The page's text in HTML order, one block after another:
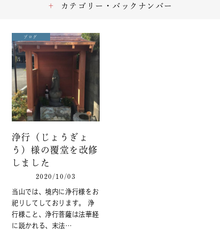
ブログ
浄行（じょうぎょ
う）様の覆堂を改修
しました
2020/10/03
当山では、境内に浄行様をお
祀りしてしております。 浄
行様こと、浄行菩薩は法華経
に説かれる、末法…
カテゴリー・バックナンバー